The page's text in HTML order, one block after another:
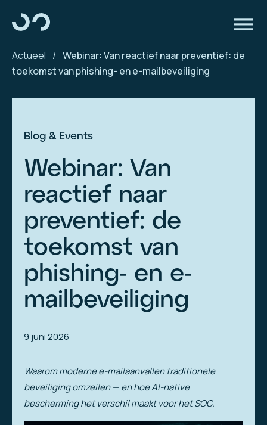
Actueel / Webinar: Van reactief naar preventief: de
toekomst van phishing- en e-mailbeveiliging
Blog & Events
Webinar: Van
reactief naar
preventief: de
toekomst van
phishing- en e-
mailbeveiliging
9 juni 2026
Waarom moderne e-mailaanvallen traditionele
beveiliging omzeilen — en hoe AI-native
bescherming het verschil maakt voor het SOC.